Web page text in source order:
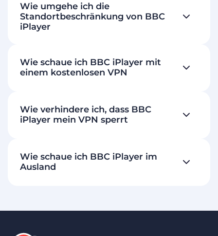
Wie umgehe ich die
Standortbeschränkung von BBC
iPlayer
Wie schaue ich BBC iPlayer mit
einem kostenlosen VPN
Wie verhindere ich, dass BBC
iPlayer mein VPN sperrt
Wie schaue ich BBC iPlayer im
Ausland